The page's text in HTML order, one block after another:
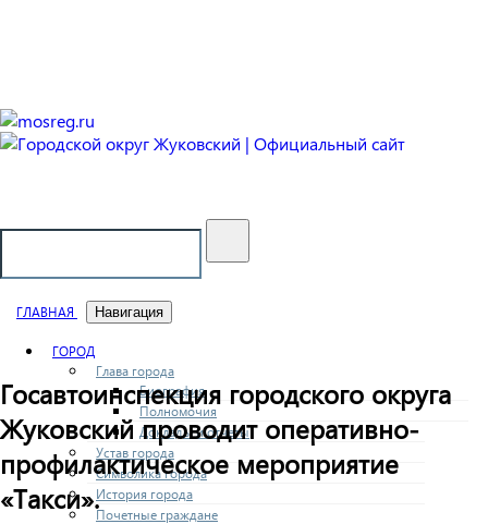
ГЛАВНАЯ Навигация
ГОРОД
Глава города
Биография
Полномочия
Доклады и отчеты
Устав города
Символика города
История города
Почетные граждане
Госавтоинспекция городского округа
Жуковский проводит оперативно-
профилактическое мероприятие
«Такси».